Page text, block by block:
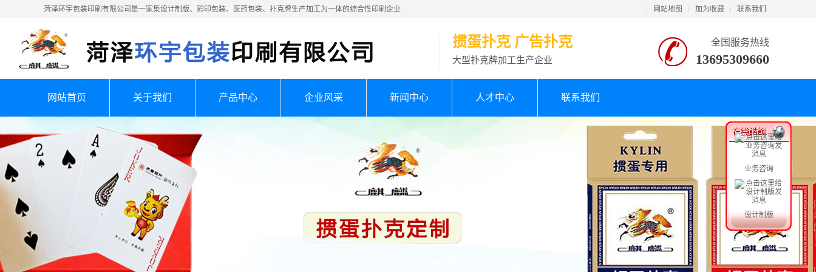
菏泽环宇包装印刷有限公司是一家集设计制版、彩印包装、医药包装、扑克牌生产加工为一体的综合性印刷企业 网站地图 加为收藏 联系我们
掼蛋扑克 广告扑克
大型扑克牌加工生产企业
全国服务热线
13695309660
网站首页 关于我们 产品中心 企业风采 新闻中心 人才中心 联系我们
业务咨询
设计制版